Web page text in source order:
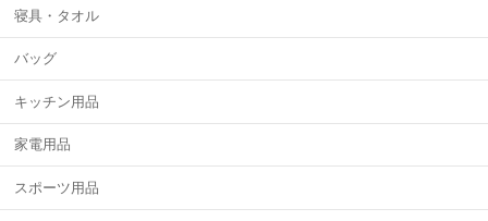
寝具・タオル
バッグ
キッチン用品
家電用品
スポーツ用品